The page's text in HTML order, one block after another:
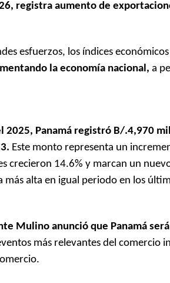
registra aumento de
esfuerzos, los índices
la economía nacional, a
Panamá registró B/.4,970
Este monto representa un
crecieron 14.6% y marcan un
alta en igual periodo en los
Mulino anunció que Panamá
más relevantes del comercio